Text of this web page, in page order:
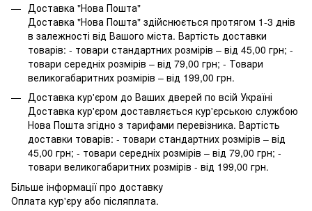
Доставка "Нова Пошта"
Доставка "Нова Пошта" здійснюється протягом 1-3 днів
в залежності від Вашого міста. Вартість доставки
товарів: - товари стандартних розмірів – від 45,00 грн; -
товари середніх розмірів – від 79,00 грн; - Товари
великогабаритних розмірів – від 199,00 грн.
Доставка кур'єром до Ваших дверей по всій Україні
Доставка кур'єром доставляється кур'єрською службою
Нова Пошта згідно з тарифами перевізника. Вартість
доставки товарів: - товари стандартних розмірів – від
45,00 грн; - товари середніх розмірів – від 79,00 грн; -
товари великогабаритних розмірів - від 199,00 грн.
Більше інформації про доставку
Оплата кур'єру або післяплата.